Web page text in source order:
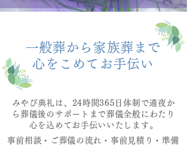
心をこめてお手伝い
一般葬から家族葬まで
みやび典礼は、24時間365日体制で通夜か
ら葬儀後のサポートまで葬儀全般にわたり
心を込めてお手伝いいたします。
事前相談・ご葬儀の流れ・事前見積り・準備